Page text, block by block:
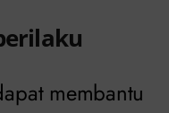
membantu